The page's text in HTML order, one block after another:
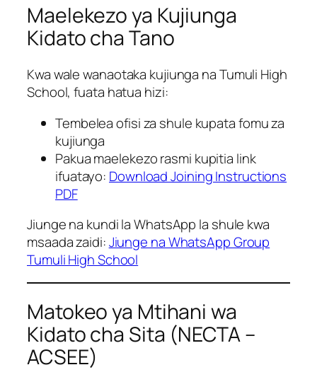
Maelekezo ya Kujiunga
Kidato cha Tano
Kwa wale wanaotaka kujiunga na Tumuli High
School, fuata hatua hizi:
Tembelea ofisi za shule kupata fomu za
kujiunga
Pakua maelekezo rasmi kupitia link
ifuatayo: Download Joining Instructions
PDF
Jiunge na kundi la WhatsApp la shule kwa
msaada zaidi:Jiunge na WhatsApp Group
Tumuli High School
Matokeo ya Mtihani wa
Kidato cha Sita (NECTA –
ACSEE)